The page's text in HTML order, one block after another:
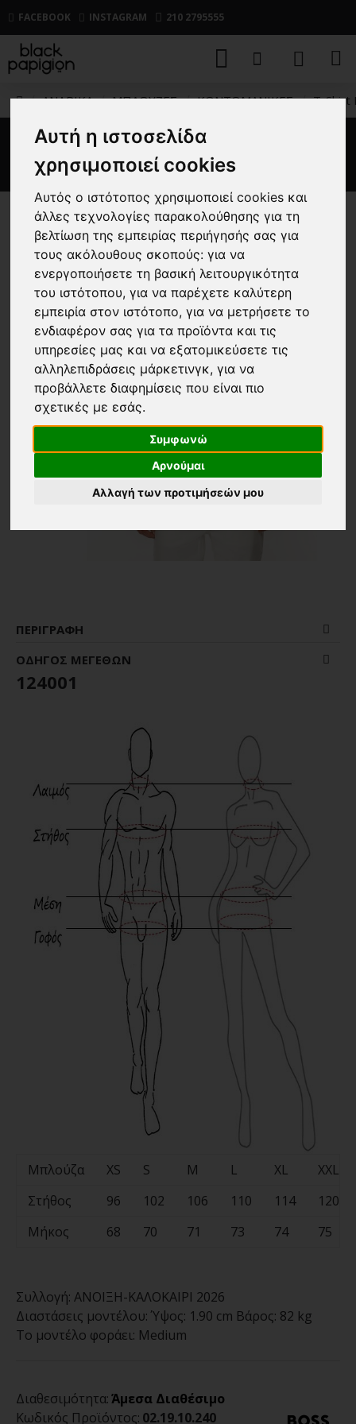
Αυτή η ιστοσελίδα
χρησιμοποιεί cookies
Αυτός ο ιστότοπος χρησιμοποιεί cookies και
άλλες τεχνολογίες παρακολούθησης για τη
βελτίωση της εμπειρίας περιήγησής σας για
τους ακόλουθους σκοπούς:για να
ενεργοποιήσετε τη βασική λειτουργικότητα
του ιστότοπου,για να παρέχετε καλύτερη
εμπειρία στον ιστότοπο,για να μετρήσετε το
ενδιαφέρον σας για τα προϊόντα και τις
υπηρεσίες μας και να εξατομικεύσετε τις
αλληλεπιδράσεις μάρκετινγκ,για να
προβάλλετε διαφημίσεις που είναι πιο
σχετικές με εσάς.
Συμφωνώ
Αρνούμαι
Αλλαγή των προτιμήσεών μου
FACEBOOK INSTAGRAM 210 2795555
ΑΝΔΡΙΚΑ ΜΠΛΟΥΖΕΣ ΚΟΝΤΟΜΑΝΙΚΕΣ T-Shirt
T-Shirt Boss μαύρο
ΠΕΡΙΓΡΑΦΉ
ΟΔΗΓΌΣ ΜΕΓΕΘΏΝ
124001
Μπλούζα XS S M L XL
XXL
Στήθος
96 102 106 110 114
120
Μήκος
68 70 71 73 74 75
Συλλογή: ΑΝΟΙΞΗ-ΚΑΛΟΚΑΙΡΙ 2026
Διαστάσεις μοντέλου: Ύψος: 1.90 cm Βάρος: 82 kg
Το μοντέλο φοράει: Medium
Διαθεσιμότητα:Άμεσα Διαθέσιμο
Κωδικός Προϊόντος: 02.19.10.240